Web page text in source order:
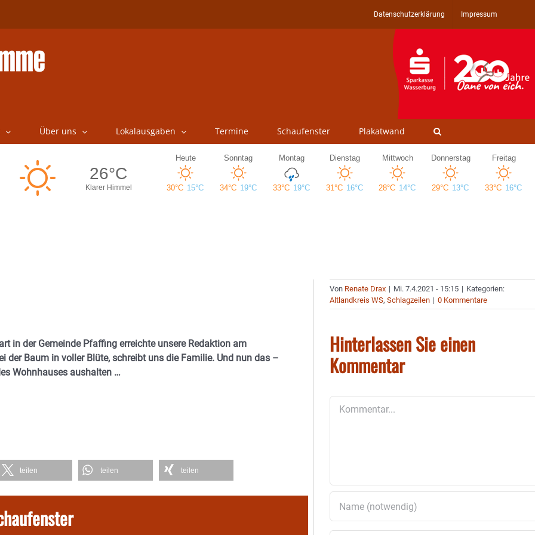
Datenschutzerklärung Impressum
Über uns Lokalausgaben Termine Schaufenster Plakatwand
in der Gemeinde Pfaffing erreichte unsere Redaktion am
der Baum in voller Blüte, schreibt uns die Familie. Und nun das –
Wohnhauses aushalten …
teilen teilen teilen
Von Renate Drax | Mi. 7.4.2021 - 15:15 | Kategorien:
Altlandkreis WS,Schlagzeilen | 0 Kommentare
Hinterlassen Sie einen
Kommentar